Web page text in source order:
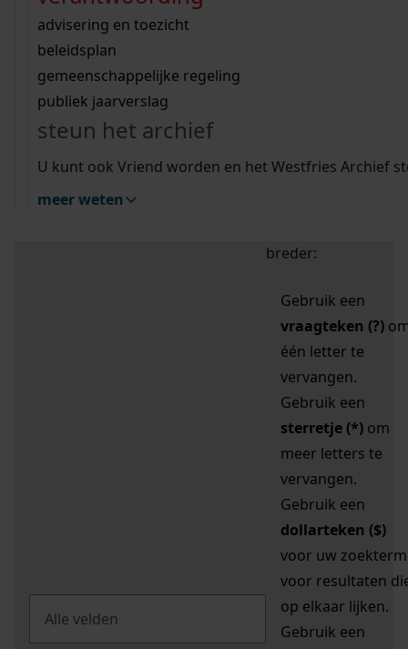
bouwvergunningen
omgevingsvergunningen
vergunningen
beeld en geluid
uitleg nodig?
Wij helpen u op weg met een aantal zoektips.
bekijk alle zoektips
Wij helpen u op weg met een aantal zoektips.
bekijk alle zoektips
bekijk ons geschiedenislokaal
advisering en toezicht
beleidsplan
gemeenschappelijke regeling
publiek jaarverslag
steun het archief
U kunt ook Vriend worden en het Westfries Archief
meer weten
zoektips
Mijn Studiezaal (inloggen)
uw zoekopdracht te
breder:
Gebruik een
vraagteken (?)
één letter te
vervangen.
Gebruik een
sterretje (*) om
meer letters te
vervangen.
Gebruik een
dollarteken ($)
voor uw zoekterm
voor resultaten
op elkaar lijken.
Gebruik een